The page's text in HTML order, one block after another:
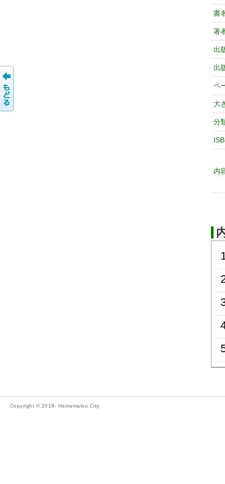
書
著
出
出
ペ
大
分
内
Copyright © 2018- Hamamatsu City.